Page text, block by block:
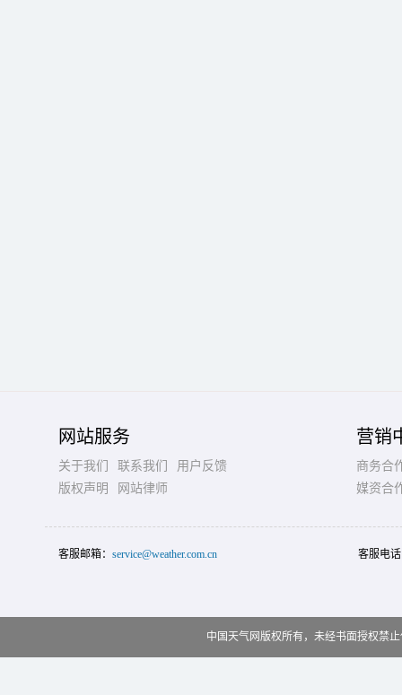
网站服务
关于我们 联系我们
用户反馈
版权声明
网站律师
营销
商务合
媒资合
客服邮箱： service@weather.com.cn 客服电
中国天气网版权所有，未经书面授权